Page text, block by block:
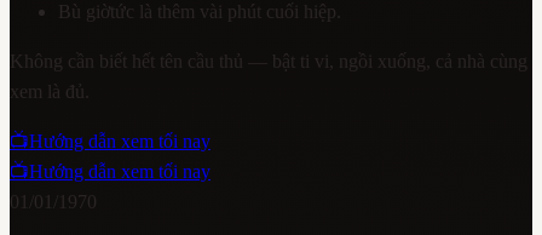
Bù giờtức là thêm vài phút cuối hiệp.
Không cần biết hết tên cầu thủ — bật ti vi, ngồi xuống, cả nhà cùng
xem là đủ.
📺Hướng dẫn xem tối nay
📺Hướng dẫn xem tối nay
01/01/1970